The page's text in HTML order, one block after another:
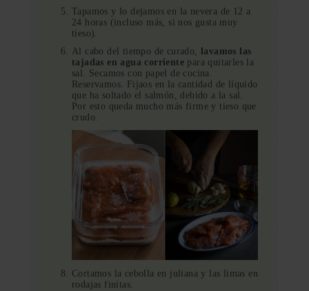
Tapamos y lo dejamos en la nevera de 12 a
24 horas (incluso más, si nos gusta muy
tieso).
Al cabo del tiempo de curado,
lavamos las
tajadas en agua corriente para quitarles la
sal. Secamos con papel de cocina.
Reservamos. Fijaos en la cantidad de líquido
que ha soltado el salmón, debido a la sal.
Por esto queda mucho más firme y tieso que
crudo.
Cortamos la cebolla en juliana y las limas en
rodajas finitas.